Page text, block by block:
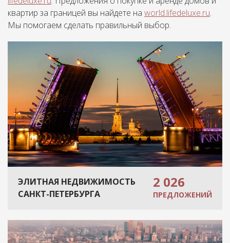
квартир за границей вы найдете на world.lifedeluxe.ru.
Мы помогаем сделать правильный выбор.
ЭЛИТНАЯ НЕДВИЖИМОСТЬ
САНКТ-ПЕТЕРБУРГА
2 026
ПРЕДЛОЖЕНИЙ